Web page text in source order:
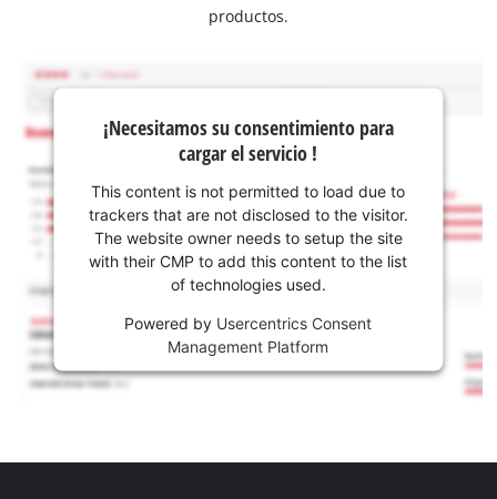
productos.
¡Necesitamos su consentimiento para
cargar el servicio !
This content is not permitted to load due to
trackers that are not disclosed to the visitor.
The website owner needs to setup the site
with their CMP to add this content to the list
of technologies used.
Powered by Usercentrics Consent
Management Platform